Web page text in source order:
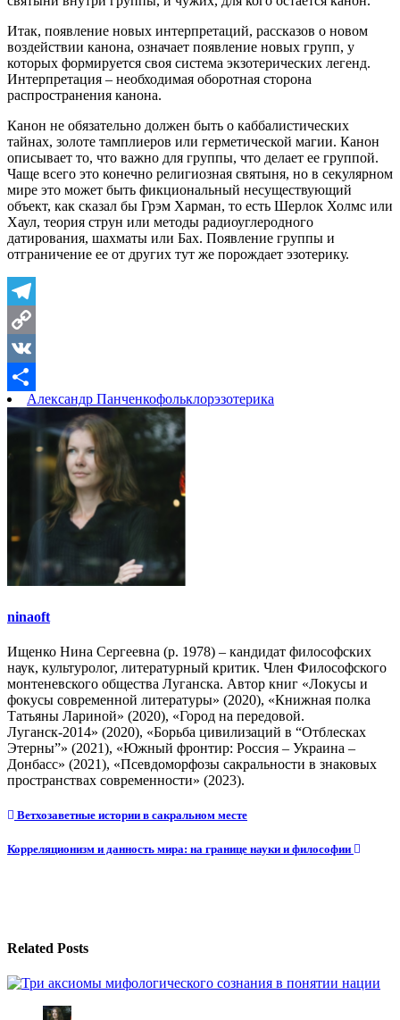
Итак, появление новых интерпретаций, рассказов о новом
воздействии канона, означает появление новых групп, у
которых формируется своя система экзотерических легенд.
Интерпретация – необходимая оборотная сторона
распространения канона.
Канон не обязательно должен быть о каббалистических
тайнах, золоте тамплиеров или герметической магии. Канон
описывает то, что важно для группы, что делает ее группой.
Чаще всего это конечно религиозная святыня, но в секулярном
мире это может быть фикциональный несуществующий
объект, как сказал бы Грэм Харман, то есть Шерлок Холмс или
Хаул, теория струн или методы радиоуглеродного
датирования, шахматы или Бах. Появление группы и
отграничение ее от других тут же порождает эзотерику.
Telegram
Copy
Link
VK
Отправить
Александр Панченкофольклорэзотерика
ninaoft
Ищенко Нина Сергеевна (р. 1978) – кандидат философских
наук, культуролог, литературный критик. Член Философского
монтеневского общества Луганска. Автор книг «Локусы и
фокусы современной литературы» (2020), «Книжная полка
Татьяны Лариной» (2020), «Город на передовой.
Луганск-2014» (2020), «Борьба цивилизаций в “Отблесках
Этерны”» (2021), «Южный фронтир: Россия – Украина –
Донбасс» (2021), «Псевдоморфозы сакральности в знаковых
пространствах современности» (2023).
Навигация
по
Ветхозаветные истории в сакральном месте
Корреляционизм и данность мира: на границе науки и философии
Related Posts